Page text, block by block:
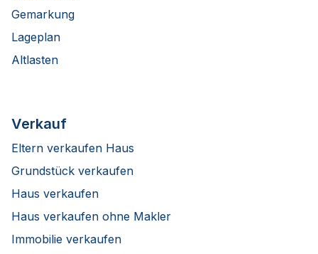
Gemarkung
Lageplan
Altlasten
Verkauf
Eltern verkaufen Haus
Grundstück verkaufen
Haus verkaufen
Haus verkaufen ohne Makler
Immobilie verkaufen